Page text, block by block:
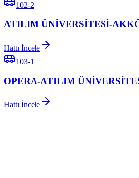
102-2
ATILIM ÜNİVERSİTESİ-
Hattı İncele
103-1
OPERA-ATILIM
Hattı İncele